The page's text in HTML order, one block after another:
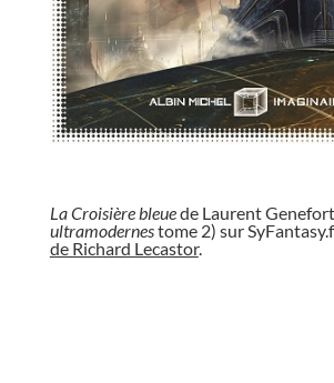
La Croisière bleuede Laurent
ultramodernestome 2) sur
de Richard Lecastor.